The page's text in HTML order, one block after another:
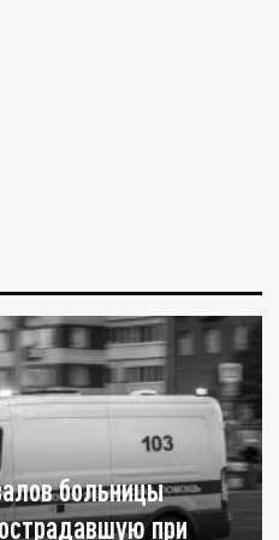
больницы
при